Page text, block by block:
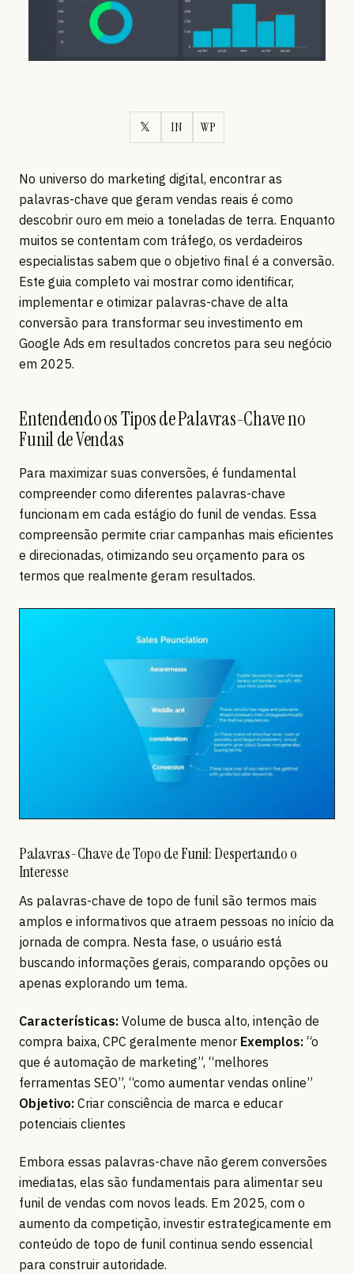
𝕏 IN WP
No universo do marketing digital, encontrar as
palavras-chave que geram vendas reais é como
descobrir ouro em meio a toneladas de terra. Enquanto
muitos se contentam com tráfego, os verdadeiros
especialistas sabem que o objetivo final é a conversão.
Este guia completo vai mostrar como identificar,
implementar e otimizar palavras-chave de alta
conversão para transformar seu investimento em
Google Ads em resultados concretos para seu negócio
em 2025.
Entendendo os Tipos de Palavras-Chave no
Funil de Vendas
Para maximizar suas conversões, é fundamental
compreender como diferentes palavras-chave
funcionam em cada estágio do funil de vendas. Essa
compreensão permite criar campanhas mais eficientes
e direcionadas, otimizando seu orçamento para os
termos que realmente geram resultados.
Palavras-Chave de Topo de Funil: Despertando o
Interesse
As palavras-chave de topo de funil são termos mais
amplos e informativos que atraem pessoas no início da
jornada de compra. Nesta fase, o usuário está
buscando informações gerais, comparando opções ou
apenas explorando um tema.
Características: Volume de busca alto, intenção de
compra baixa, CPC geralmente menor Exemplos: “o
que é automação de marketing”, “melhores
ferramentas SEO”, “como aumentar vendas online”
Objetivo: Criar consciência de marca e educar
potenciais clientes
Embora essas palavras-chave não gerem conversões
imediatas, elas são fundamentais para alimentar seu
funil de vendas com novos leads. Em 2025, com o
aumento da competição, investir estrategicamente em
conteúdo de topo de funil continua sendo essencial
para construir autoridade.